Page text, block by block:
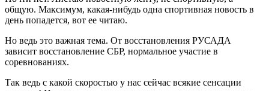
общую. Максимум, какая-нибудь одна спортивная новость в
день попадется, вот ее читаю.
Но ведь это важная тема. От восстановления РУСАДА
зависит восстановление СБР, нормальное участие в
соревнованиях.
Так ведь с какой скоростью у нас сейчас всякие сенсации